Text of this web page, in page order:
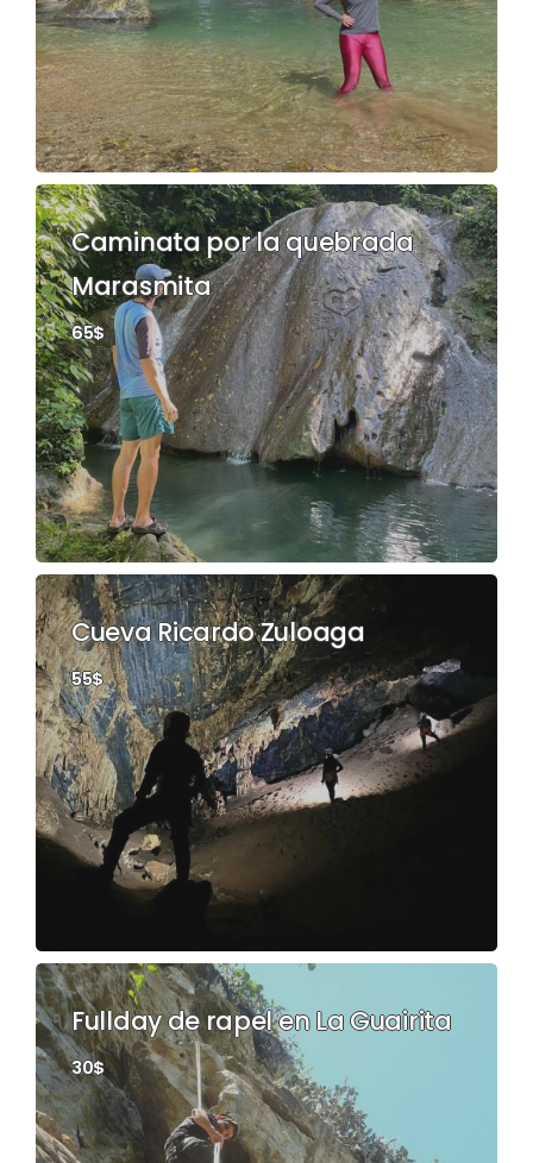
Caminata por la quebrada
Marasmita
65$
Cueva Ricardo Zuloaga
55$
Fullday de rapel en La Guairita
30$